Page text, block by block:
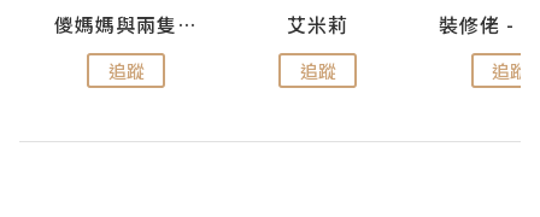
儍媽媽與兩隻小魔怪之家
追蹤
艾米莉
追蹤 追蹤